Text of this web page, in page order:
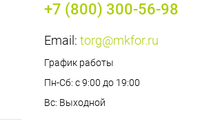
+7 (800) 300-56-98
Email: torg@mkfor.ru
График работы
Пн-Сб: с 9:00 до 19:00
Вс: Выходной